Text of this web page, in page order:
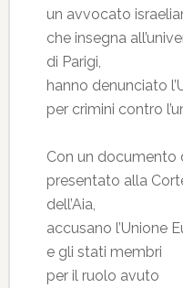
un avvocato
che insegna
di Parigi,
hanno denunciato
per crimini contro
Con un documento
presentato alla
dell’Aia,
accusano l’Unione
e gli stati membri
per il ruolo avuto